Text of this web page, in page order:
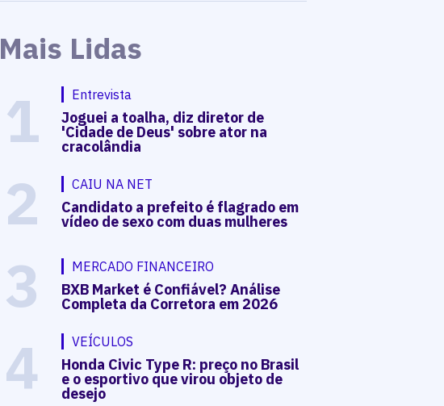
Mais Lidas
1 Entrevista
Joguei a toalha, diz diretor de
'Cidade de Deus' sobre ator na
cracolândia
2 CAIU NA NET
Candidato a prefeito é flagrado em
vídeo de sexo com duas mulheres
3 MERCADO FINANCEIRO
BXB Market é Confiável? Análise
Completa da Corretora em 2026
4 VEÍCULOS
Honda Civic Type R: preço no Brasil
e o esportivo que virou objeto de
desejo